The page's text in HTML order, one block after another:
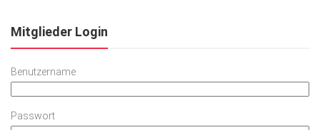
Mitglieder Login
Benutzername
Passwort